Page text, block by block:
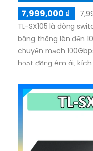
7,999,000 ₫
TL-SX105 là dòng
băng thông lên đến
chuyển mạch
hoạt động êm ái,
cao